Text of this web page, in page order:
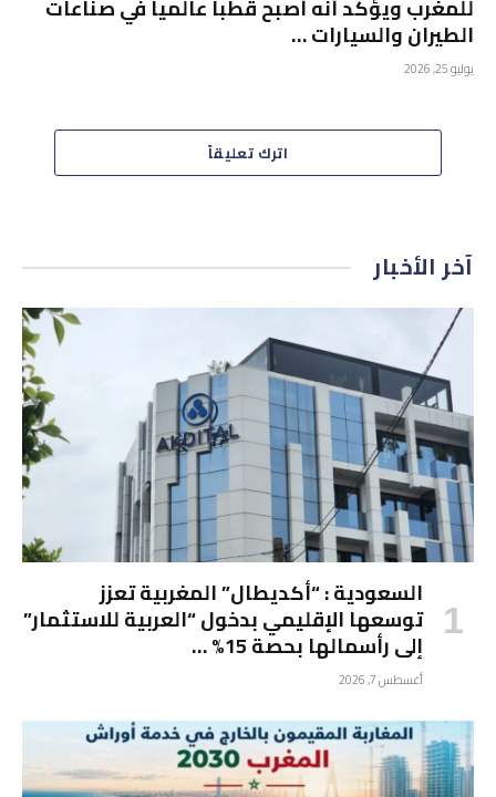
للمغرب ويؤكد أنه أصبح قطباً عالمياً في صناعات
الطيران والسيارات …
يوليو 25, 2026
اترك تعليقاً
آخر الأخبار
السعودية : “أكديطال” المغربية تعزز
توسعها الإقليمي بدخول “العربية للاستثمار”
إلى رأسمالها بحصة 15% …
أغسطس 7, 2026